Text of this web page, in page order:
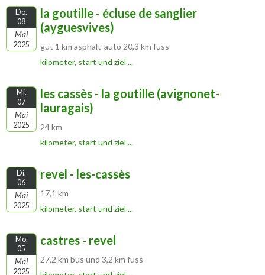
Do.
08
Mai
2025
la goutille - écluse de sanglier
(ayguesvives)
gut 1 km asphalt-auto 20,3 km fuss
kilometer, start und ziel ...
Mi.
07
Mai
2025
les cassès - la goutille (avignonet-
lauragais)
24 km
kilometer, start und ziel ...
Di.
06
Mai
2025
revel - les-cassès
17,1 km
kilometer, start und ziel ...
Mo.
05
Mai
2025
castres - revel
27,2 km bus und 3,2 km fuss